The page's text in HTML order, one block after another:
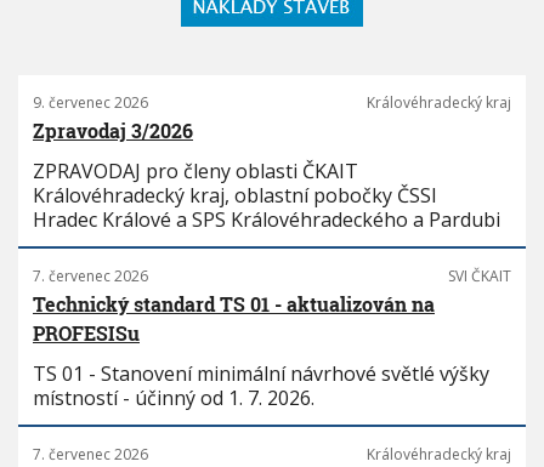
9. červenec 2026 Královéhradecký kraj
Zpravodaj 3/2026
ZPRAVODAJ pro členy oblasti ČKAIT
Královéhradecký kraj, oblastní pobočky ČSSI
Hradec Králové a SPS Královéhradeckého a Pardubi
7. červenec 2026 SVI ČKAIT
Technický standard TS 01 - aktualizován na
PROFESISu
TS 01 - Stanovení minimální návrhové světlé výšky
místností - účinný od 1. 7. 2026.
7. červenec 2026 Královéhradecký kraj